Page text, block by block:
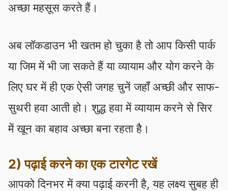
अच्छा महसूस करते हैं।
अब लॉकडाउन भी खतम हो चुका है तो आप किसी पार्क
या जिम में भी जा सकते हैं या व्यायाम और योग करने के
लिए घर में ही एक ऐसी जगह चुनें जहाँ अच्छी और साफ-
सुथरी हवा आती हो। शुद्ध हवा में व्यायाम करने से सिर
में खून का बहाव अच्छा बना रहता है।
2) पढ़ाई करने का एक टारगेट रखें
आपको दिनभर में क्या पढ़ाई करनी है, यह लक्ष्य सुबह ही